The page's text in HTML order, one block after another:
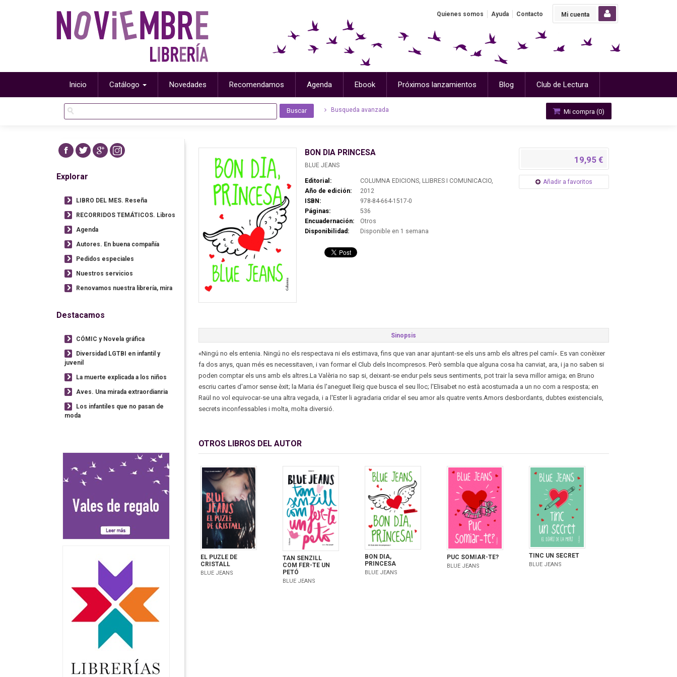
Mi cuenta
Quienes somos Ayuda Contacto
Inicio Catálogo Novedades Recomendamos Agenda Ebook Próximos lanzamientos Blog Club de Lectura
Busqueda avanzada Mi compra (0)
BON DIA PRINCESA
BLUE JEANS
Editorial:
COLUMNA EDICIONS, LLIBRES I COMUNICACIO,
Año de edición:
2012
ISBN:
978-84-664-1517-0
Páginas:
536
Encuadernación:
Otros
Disponibilidad:
Disponible en 1 semana
19,95 €
Añadir a favoritos
Sinopsis
«Ningú no els entenia. Ningú no els respectava ni els estimava, fins que van anar ajuntant-se els uns amb els altres pel camí». Es van conèixer
fa dos anys, quan més es necessitaven, i van formar el Club dels Incompresos. Però sembla que alguna cosa ha canviat, ara, i ja no saben si
poden comptar els uns amb els altres.La Valèria no sap si, deixant-se endur pels seus sentiments, pot trair la seva millor amiga; en Bruno
escriu cartes d'amor sense èxit; la Maria és l'aneguet lleig que busca el seu lloc; l'Elisabet no està acostumada a un no com a resposta; en
Raül no vol equivocar-se una altra vegada, i a l'Ester li agradaria cridar el seu amor als quatre vents.Amors desbordants, dubtes existencials,
secrets inconfessables i molta, molta diversió.
OTROS LIBROS DEL AUTOR
EL PUZLE DE
CRISTALL
BLUE JEANS
TAN SENZILL
COM FER-TE UN
PETÓ
BLUE JEANS
BON DIA,
PRINCESA
BLUE JEANS
PUC SOMIAR-TE?
BLUE JEANS
TINC UN SECRET
BLUE JEANS
Explorar
LIBRO DEL MES. Reseña
RECORRIDOS TEMÁTICOS. Libros
Agenda
Autores. En buena compañía
Pedidos especiales
Nuestros servicios
Renovamos nuestra librería, mira
Destacamos
CÓMIC y Novela gráfica
Diversidad LGTBI en infantil y
juvenil
La muerte explicada a los niños
Aves. Una mirada extraordianria
Los infantiles que no pasan de
moda